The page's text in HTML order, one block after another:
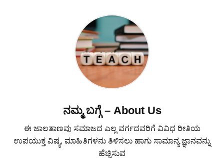
ನಮ್ಮ ಬಗ್ಗೆ – About Us
ಈ ಜಾಲತಾಣವು ಸಮಾಜದ ಎಲ್ಲ ವರ್ಗದವರಿಗೆ ವಿವಿಧ ರೀತಿಯ
ಉಪಯುಕ್ತ ವಿಷ್ಯ, ಮಾಹಿತಿಗಳನು ತಿಳಿಸಲು ಹಾಗು ಸಾಮಾನ್ಯ ಜ್ಞಾನವನ್ನು
ಹೆಚ್ಚಿಸುವ